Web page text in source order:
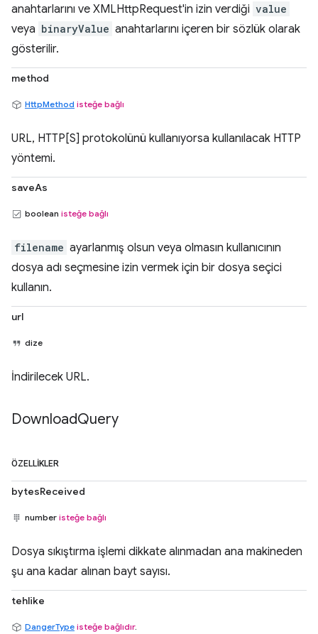
anahtarlarını ve XMLHttpRequest'in izin verdiği value
veya binaryValue anahtarlarını içeren bir sözlük olarak
gösterilir.
method
HttpMethod isteğe bağlı
URL, HTTP[S] protokolünü kullanıyorsa kullanılacak HTTP
yöntemi.
saveAs
boolean isteğe bağlı
filename ayarlanmış olsun veya olmasın kullanıcının
dosya adı seçmesine izin vermek için bir dosya seçici
kullanın.
url
dize
İndirilecek URL.
DownloadQuery
ÖZELLIKLER
bytesReceived
number isteğe bağlı
Dosya sıkıştırma işlemi dikkate alınmadan ana makineden
şu ana kadar alınan bayt sayısı.
tehlike
DangerType isteğe bağlıdır.